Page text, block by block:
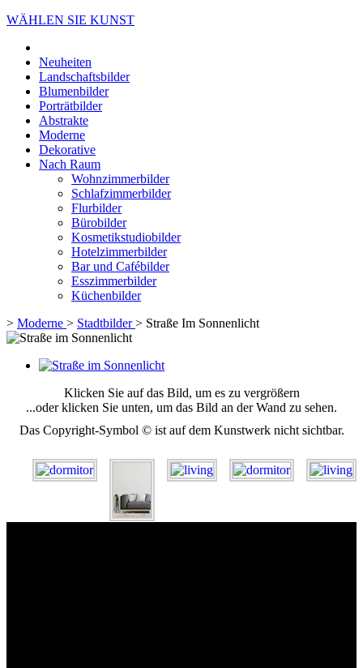
WÄHLEN SIE KUNST
Neuheiten
Landschaftsbilder
Blumenbilder
Porträtbilder
Abstrakte
Moderne
Dekorative
Nach Raum
Wohnzimmerbilder
Schlafzimmerbilder
Flurbilder
Bürobilder
Kosmetikstudiobilder
Hotelzimmerbilder
Bar und Cafébilder
Esszimmerbilder
Küchenbilder
> Moderne > Stadtbilder> Straße Im Sonnenlicht
Klicken Sie auf das Bild, um es zu vergrößern
...oder klicken Sie unten, um das Bild an der Wand zu sehen.
Das Copyright-Symbol © ist auf dem Kunstwerk nicht sichtbar.